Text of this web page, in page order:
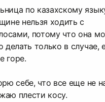
по казахскому
нельзя ходить с
потому что она
делать только в случае,
горе.
себе, что все еще не
плести косу.